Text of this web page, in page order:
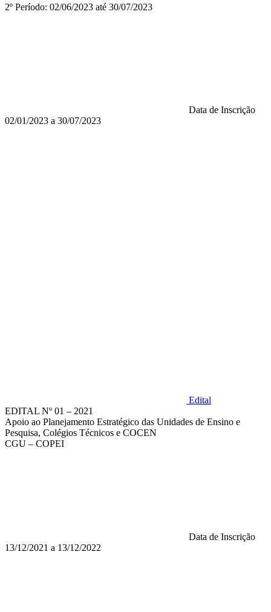
2º Período: 02/06/2023 até 30/07/2023
Data de Inscrição
02/01/2023 a 30/07/2023
Edital
EDITAL Nº 01 – 2021
Apoio ao Planejamento Estratégico das Unidades de Ensino e
Pesquisa, Colégios Técnicos e COCEN
CGU – COPEI
Data de Inscrição
13/12/2021 a 13/12/2022